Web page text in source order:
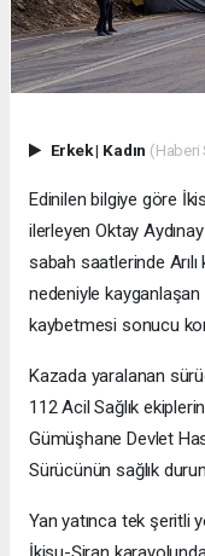
Erkek| Kadın (Haberi
Edinilen bilgiye göre
ilerleyen Oktay
sabah saatlerinde
nedeniyle
kaybetmesi sonucu
Kazada yaralanan
112 Acil Sağlık
Gümüşhane Devlet
Sürücünün sağlık
Yan yatınca tek şeritli